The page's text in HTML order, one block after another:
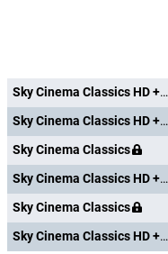
Sky Cinema Classics HD +24
Sky Cinema Classics HD +24
Sky Cinema Classics
Sky Cinema Classics HD +24
Sky Cinema Classics
Sky Cinema Classics HD +24